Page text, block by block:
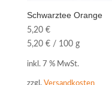
Schwarztee Orange
5,20 €
5,20 €/ 100 g
inkl. 7 % MwSt.
zzgl. Versandkosten